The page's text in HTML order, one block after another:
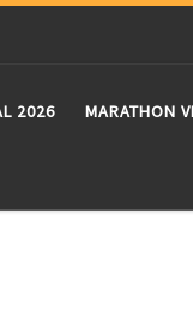
2026 MARATHON